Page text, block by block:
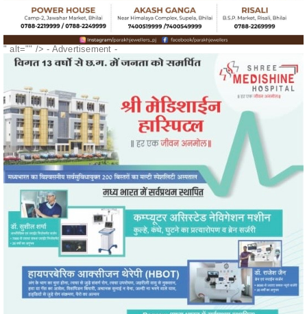
" alt="" />- Advertisement -